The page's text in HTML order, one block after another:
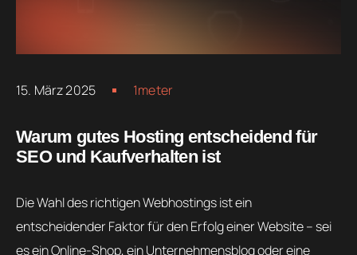
15. März 2025 1meter
Warum gutes Hosting entscheidend für
SEO und Kaufverhalten ist
Die Wahl des richtigen Webhostings ist ein
entscheidender Faktor für den Erfolg einer Website – sei
es ein Online-Shop, ein Unternehmensblog oder eine